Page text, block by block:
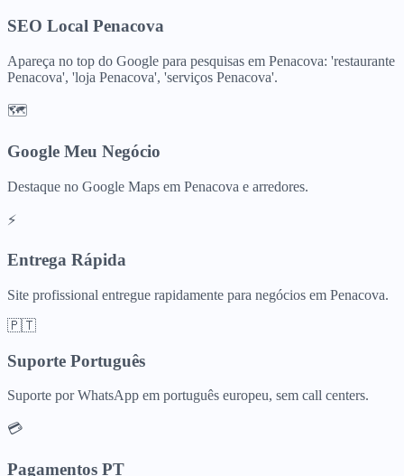
SEO Local Penacova
Apareça no top do Google para pesquisas em Penacova: 'restaurante
Penacova', 'loja Penacova', 'serviços Penacova'.
🗺️
Google Meu Negócio
Destaque no Google Maps em Penacova e arredores.
⚡
Entrega Rápida
Site profissional entregue rapidamente para negócios em Penacova.
🇵🇹
Suporte Português
Suporte por WhatsApp em português europeu, sem call centers.
💳
Pagamentos PT